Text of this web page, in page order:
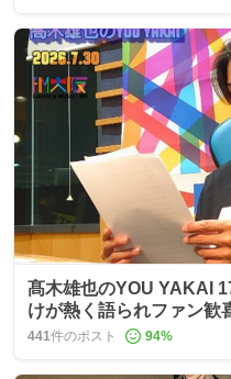
髙木雄也のYOU YAKAI
けが熱く語られファン歓
441件のポスト 94%